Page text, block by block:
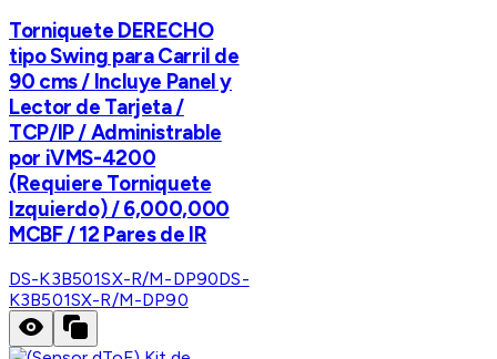
Torniquete DERECHO
tipo Swing para Carril de
90 cms / Incluye Panel y
Lector de Tarjeta /
TCP/IP / Administrable
por iVMS-4200
(Requiere Torniquete
Izquierdo) / 6,000,000
MCBF / 12 Pares de IR
DS-K3B501SX-R/M-DP90DS-
K3B501SX-R/M-DP90